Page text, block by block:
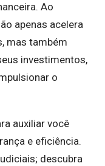
Ao
apenas acelera
mas também
investimentos,
o
auxiliar você
e eficiência.
descubra